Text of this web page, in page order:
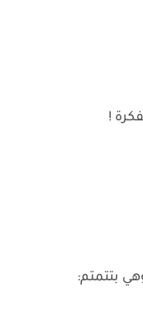
!
بتتمتم: